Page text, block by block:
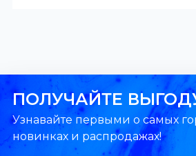
ПОЛУЧАЙТЕ
Узнавайте первыми о самых
новинках и распродажах!